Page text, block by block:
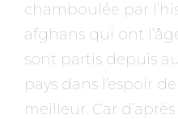
chamboulée par
afghans qui ont
sont partis depuis
pays dans l’espoir
meilleur. Car